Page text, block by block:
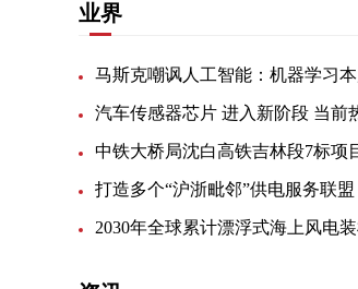
业界
马斯克嘲讽人工智能：机器学习
汽车传感器芯片 进入新阶段 当前